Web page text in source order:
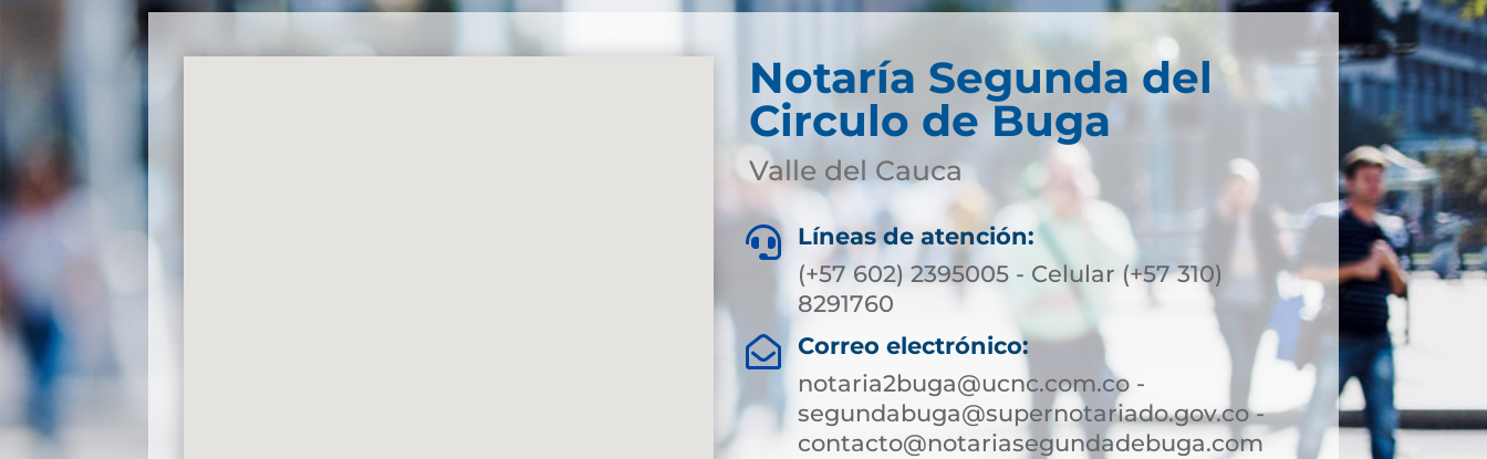
Notaría Segunda del
Circulo de Buga
Valle del Cauca

Líneas de atención:
(+57 602) 2395005 - Celular (+57 310)
8291760

Correo electrónico:
notaria2buga@ucnc.com.co -
segundabuga@supernotariado.gov.co -
contacto@notariasegundadebuga.com